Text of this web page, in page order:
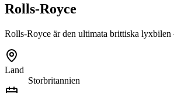
Rolls-Royce
Rolls-Royce är den ultimata brittiska
Land
Storbritannien